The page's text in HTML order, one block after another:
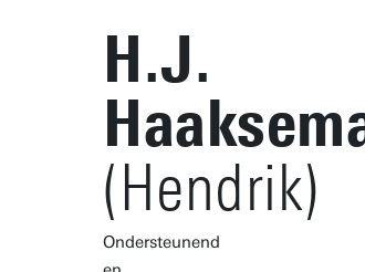
H.J.
(Hendrik)
Ondersteunend